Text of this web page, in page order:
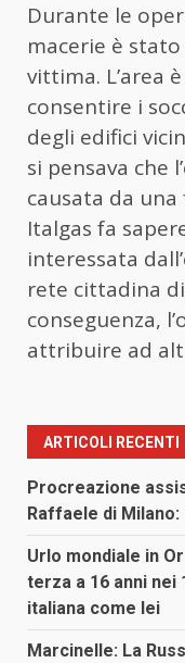
Durante le
macerie è
vittima. L’area
consentire i
degli edifici
si pensava che
causata da
Italgas fa
interessata
rete cittadina
conseguenza,
attribuire ad
ARTICOLI RECENTI
Procreazione
Raffaele di
Urlo mondiale in
terza a 16 anni nei
italiana come lei
Marcinelle: La